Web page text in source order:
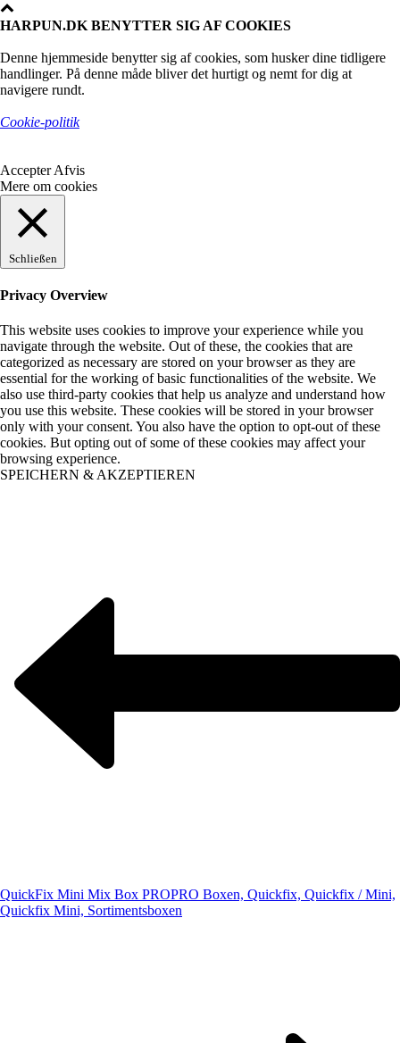
HARPUN.DK BENYTTER SIG AF COOKIES
Denne hjemmeside benytter sig af cookies, som husker dine tidligere
handlinger. På denne måde bliver det hurtigt og nemt for dig at
navigere rundt.
Cookie-politik
Accepter Afvis
Mere om cookies
Schließen
Privacy Overview
This website uses cookies to improve your experience while you
navigate through the website. Out of these, the cookies that are
categorized as necessary are stored on your browser as they are
essential for the working of basic functionalities of the website. We
also use third-party cookies that help us analyze and understand how
you use this website. These cookies will be stored in your browser
only with your consent. You also have the option to opt-out of these
cookies. But opting out of some of these cookies may affect your
browsing experience.
SPEICHERN & AKZEPTIEREN
QuickFix Mini Mix Box PROPRO Boxen, Quickfix, Quickfix / Mini,
Quickfix Mini, Sortimentsboxen